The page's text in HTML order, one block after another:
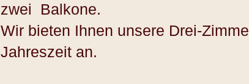
zwei Balkone.
Wir bieten Ihnen unsere Drei-
Jahreszeit an.